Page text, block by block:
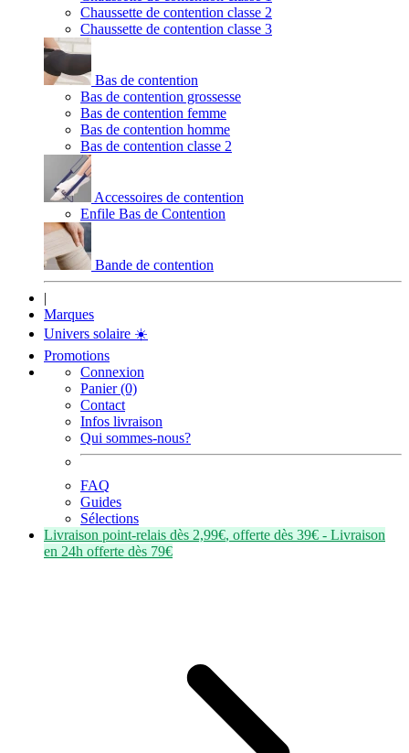
Chaussette de contention classe 2
Chaussette de contention classe 3
Bas de contention
Bas de contention grossesse
Bas de contention femme
Bas de contention homme
Bas de contention classe 2
Accessoires de contention
Enfile Bas de Contention
Bande de contention
|
Marques
Univers solaire ☀️
Promotions
Connexion
Panier (0)
Contact
Infos livraison
Qui sommes-nous?
FAQ
Guides
Sélections
Livraison point-relais dès 2,99€, offerte dès 39€ - Livraison
en 24h offerte dès 79€